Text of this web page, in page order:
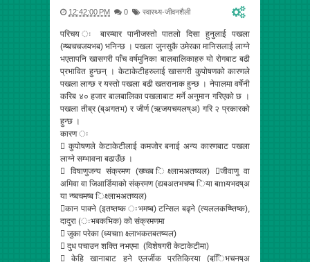
12:42:00 PM 0 स्वास्थ्य-जीवनशैली
परिचय ः बारम्बार पानीजस्तो पातलो दिसा हुनुलाई पखला
(म्ष्बचचजयभब) भनिन्छ । पखला जुनसुकै उमेरका मानिसलाई लाग्ने
भएतापनि खासगरी पाँच वर्षमुनिका बालबालिकाहरु यो रोगबाट बढी
प्रभावित हुन्छन् । केटाकेटीहरुलाई खासगरी कुपोषणको कारणले
पखला लाग्छ र यस्तो पखला बढी खतरानाक हुन्छ । नेपालमा वर्षेनी
करिब ४० हजार बालबालिका पखलाबाट मर्ने अनुमान गरिएको छ ।
पखला तीब्र (ब्अगतभ) र जीर्ण (ऋजयचयलष्अ) गरि २ प्रकारको
हुन्छ ।
कारण ः
 कुपोषणले केटाकेटीलाई कमजोर बनाई अन्य कारणबाट पखला
लाग्ने सम्भावना बढाउँछ ।
 विषाणुजन्य संक्रमण (ख्ष्चब िक्ष्लाभअतष्यल) जीवाणु वा
अमिवा वा जिआर्डियाको संक्रमण (द्यबअतभचष्ब िया बmयभदष्अ
या न्ष्बचमष्ब िक्ष्लाभअतष्यल)
कान पाक्ने (इतष्तष्क ःभमष्ब) टन्सिल बढ्ने (त्यललकष्ष्तिष्क),
दादुरा (ःभबकभिक) को संक्रमणमा
 जुका परेका (ध्यचm क्ष्लाभकतबतष्यल)
 दुध पचाउन शक्ति नभएमा (विशेषगरी केटाकेटीमा)
 केहि खानाबाट हुने एलर्जीक प्रतिक्रिया (ब्ििभचनष्अ